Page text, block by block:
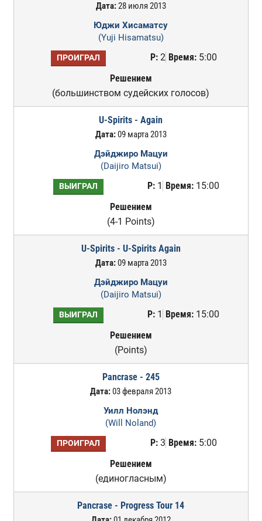
Дата:28 июля 2013
Юджи Хисаматсу
(Yuji Hisamatsu)
ПРОИГРАЛ Р:2 Время:5:00
Решением
(большинством судейских голосов)
U-Spirits - Again
Дата:09 марта 2013
Дэйджиро Мацуи
(Daijiro Matsui)
ВЫИГРАЛ Р: 1 Время: 15:00
Решением
(4-1 Points)
U-Spirits - U-Spirits Again
Дата:09 марта 2013
Дэйджиро Мацуи
(Daijiro Matsui)
ВЫИГРАЛ Р: 1 Время: 15:00
Решением
(Points)
Pancrase - 245
Дата:03 февраля 2013
Уилл Нолэнд
(Will Noland)
ПРОИГРАЛ Р:3 Время:5:00
Решением
(единогласным)
Pancrase - Progress Tour 14